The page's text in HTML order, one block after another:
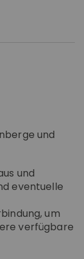
und
und
eventuelle
um
verfügbare